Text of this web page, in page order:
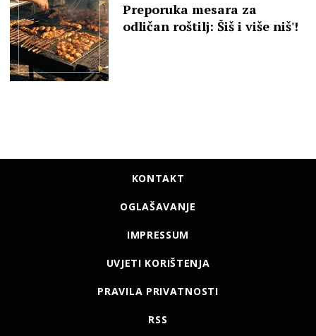
Preporuka mesara za
odličan roštilj: Šiš i više niš'!
KONTAKT
OGLAŠAVANJE
IMPRESSUM
UVJETI KORIŠTENJA
PRAVILA PRIVATNOSTI
RSS